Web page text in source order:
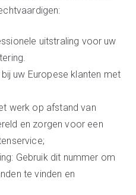
uitstraling voor uw
uw Europese klanten met
werk op afstand van
en zorgen voor een
Gebruik dit nummer om
te vinden en